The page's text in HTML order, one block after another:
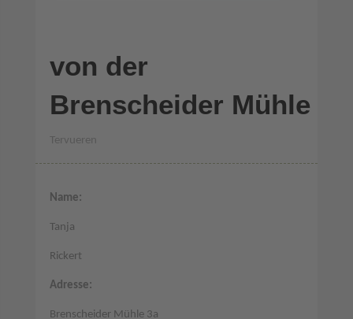
von der
Brenscheider Mühle
Tervueren
Name:
Tanja
Rickert
Adresse:
Brenscheider Mühle 3a